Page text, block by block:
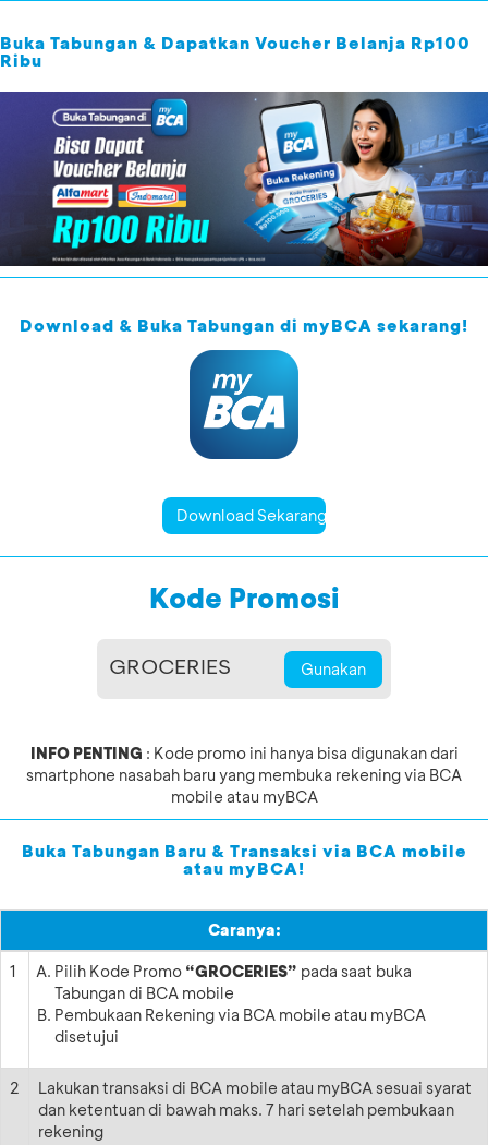
Buka Tabungan & Dapatkan Voucher Belanja Rp100
Ribu
Download & Buka Tabungan di myBCA sekarang!
Download Sekarang
Kode Promosi
Gunakan
INFO PENTING : Kode promo ini hanya bisa digunakan dari
smartphone nasabah baru yang membuka rekening via BCA
mobile atau myBCA
Buka Tabungan Baru & Transaksi via BCA mobile
atau myBCA!
Caranya:
1
Pilih Kode Promo “GROCERIES” pada saat buka
Tabungan di BCA mobile
Pembukaan Rekening via BCA mobile atau myBCA
disetujui
2
Lakukan transaksi di BCA mobile atau myBCA sesuai syarat
dan ketentuan di bawah maks. 7 hari setelah pembukaan
rekening